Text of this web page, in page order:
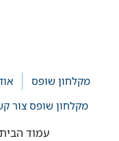
מקלחון שופס
מקלחון שופס צור
עמוד הבית